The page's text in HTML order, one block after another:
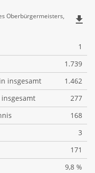
Oberbürgermeisters,
file_download
1
1.739
insgesamt
1.462
277
168
3
171
9,8 %